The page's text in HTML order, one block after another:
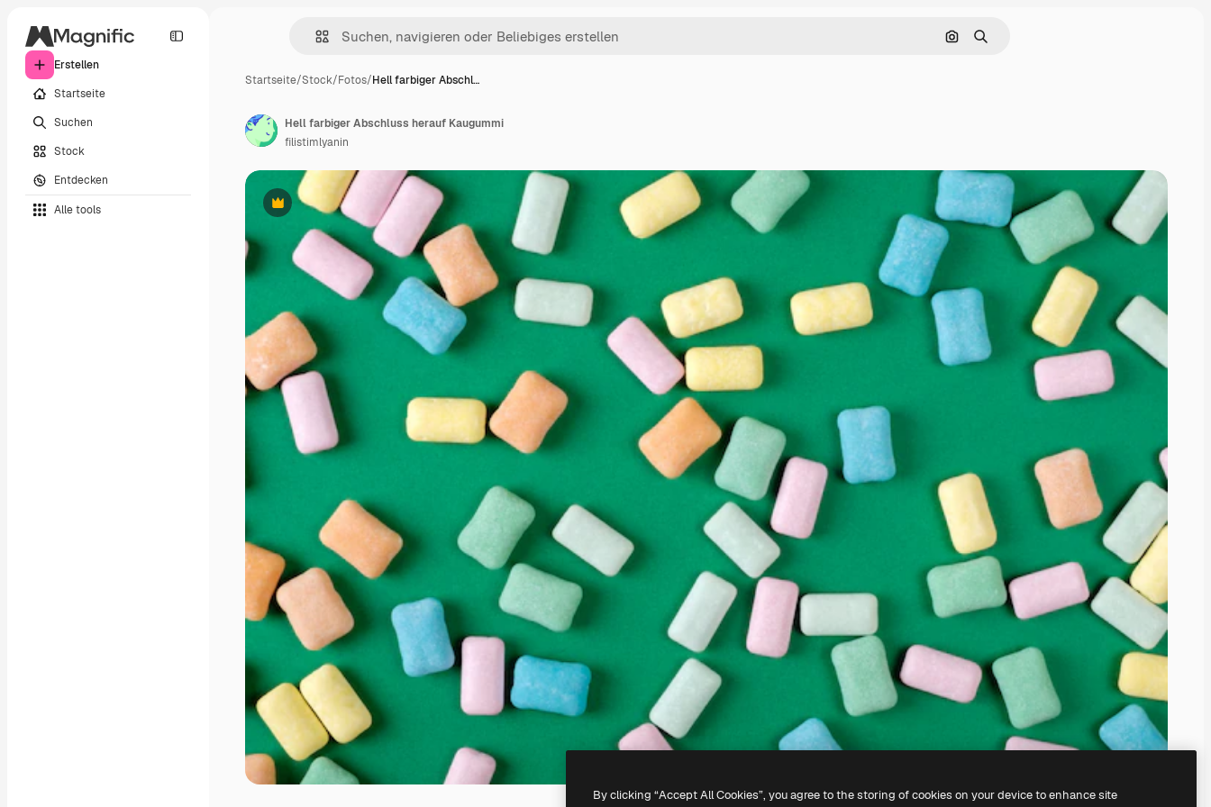
Erstellen
Startseite
Suchen
Stock
Entdecken
Alle tools
Nach Bild suchen
Suchen
Startseite/Stock/Fotos/Hell farbiger Abschl…
Premium
Hell farbiger Abschluss herauf Kaugummi
filistimlyanin
By clicking “Accept All Cookies”, you agree to the storing of cookies on your device to enhance site